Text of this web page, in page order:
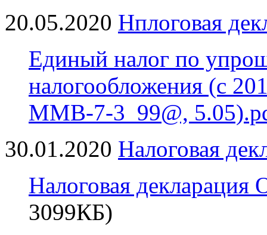
20.05.2020 Нплоговая
Единый налог по
налогообложения (с
ММВ-7-3_99@,
30.01.2020 Налоговая
Налоговая
3099КБ)